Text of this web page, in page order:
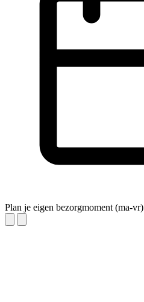
Plan je eigen bezorgmoment (ma-vr)